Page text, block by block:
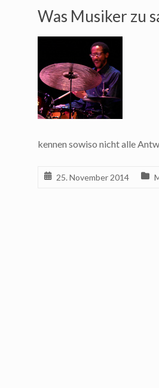
Was Musiker zu
kennen sowiso nicht alle
25. November 2014